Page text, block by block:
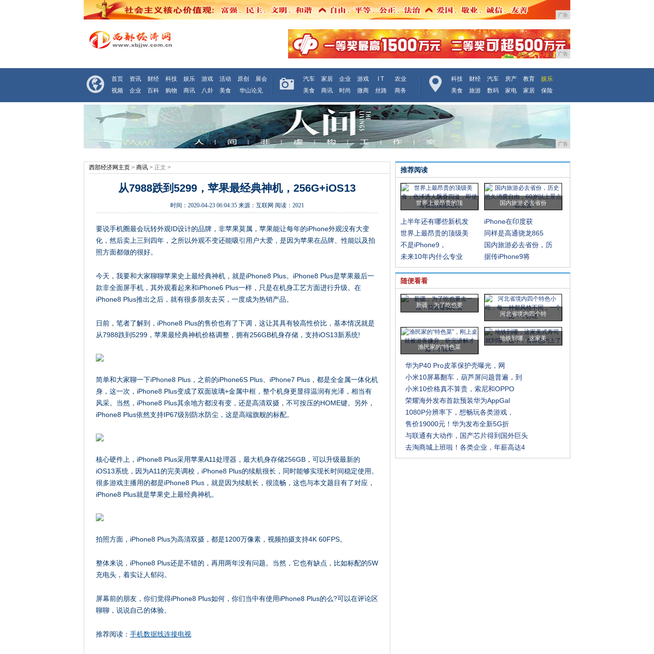
广告
广告
首页 资讯 财经 科技 娱乐 游戏 活动 原创
展会
视频
企业 百科 购物 商讯 八卦 美食 华山论见
汽车 家居 企业 游戏 I T
农业
美食
商讯 时尚 微商 丝路 商务
科技 财经 汽车 房产 教育
娱乐
美食
旅游 数码 家电 家居 保险
广告
西部经济网主页 > 商讯 > 正文 >
从7988跌到5299，苹果最经典神机，256G+iOS13
时间： 2020-04-23 06:04:35来源： 互联网 阅读：2021
要说手机圈最会玩转外观ID设计的品牌，非苹果莫属，苹果能让每年的iPhone外观没有大变
化，然后卖上三到四年，之所以外观不变还能吸引用户大爱，是因为苹果在品牌、性能以及拍
照方面都做的很好。
今天，我要和大家聊聊苹果史上最经典神机，就是iPhone8 Plus。iPhone8 Plus是苹果最后一
款非全面屏手机，其外观看起来和iPhone6 Plus一样，只是在机身工艺方面进行升级。在
iPhone8 Plus推出之后，就有很多朋友去买，一度成为热销产品。
日前，笔者了解到，iPhone8 Plus的售价也有了下调，这让其具有较高性价比，基本情况就是
从7988跌到5299，苹果最经典神机价格调整，拥有256GB机身存储，支持iOS13新系统!
简单和大家聊一下iPhone8 Plus，之前的iPhone6S Plus、iPhone7 Plus，都是全金属一体化机
身，这一次，iPhone8 Plus变成了双面玻璃+金属中框，整个机身更显得温润有光泽，相当有
风采。当然，iPhone8 Plus其余地方都没有变，还是高清双摄，不可按压的HOME键。另外，
iPhone8 Plus依然支持IP67级别防水防尘，这是高端旗舰的标配。
核心硬件上，iPhone8 Plus采用苹果A11处理器，最大机身存储256GB，可以升级最新的
iOS13系统，因为A11的完美调校，iPhone8 Plus的续航很长，同时能够实现长时间稳定使用。
很多游戏主播用的都是iPhone8 Plus，就是因为续航长，很流畅，这也与本文题目有了对应，
iPhone8 Plus就是苹果史上最经典神机。
拍照方面，iPhone8 Plus为高清双摄，都是1200万像素，视频拍摄支持4K 60FPS。
整体来说，iPhone8 Plus还是不错的，再用两年没有问题。当然，它也有缺点，比如标配的5W
充电头，着实让人郁闷。
屏幕前的朋友，你们觉得iPhone8 Plus如何，你们当中有使用iPhone8 Plus的么?可以在评论区
聊聊，说说自己的体验。
推荐阅读： 手机数据线连接电视
推荐阅读
世界上最昂贵的顶 国内旅游必去省份
上半年还有哪些新机发
iPhone在印度获
世界上最昂贵的顶级美
同样是高通骁龙865
不是iPhone9，
国内旅游必去省份，历
未来10年内什么专业
据传iPhone9将
随便看看
新疆，为了吃也要
河北省境内四个特
渔民家的“特色菜
地铁到哪，这家美
华为P40 Pro皮革保护壳曝光，网
小米10屏幕翻车，葫芦屏问题普遍，到
小米10价格真不算贵，索尼和OPPO
荣耀海外发布首款预装华为AppGal
1080P分辨率下，想畅玩各类游戏，
售价19000元！华为发布全新5G折
与联通有大动作，国产芯片得到国外巨头
去淘商城上班啦！各类企业，年薪高达4